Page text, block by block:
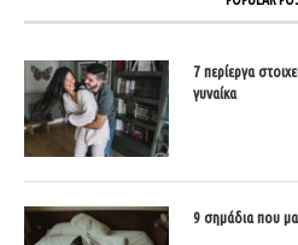
7 περίεργα
γυναίκα
9 σημάδια που